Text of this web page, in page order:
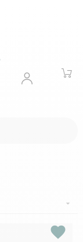

favorite